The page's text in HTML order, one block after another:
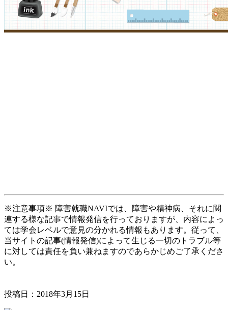
※注意事項※ 障害就職NAVIでは、障害や精神病、それに関
連する様な記事で情報発信を行っておりますが、内容によっ
ては学会レベルで意見の分かれる情報もあります。従って、
当サイトの記事(情報発信)によって生じる一切のトラブル等
に対しては責任を負い兼ねますのであらかじめご了承くださ
い。
投稿日： 2018年3月15日